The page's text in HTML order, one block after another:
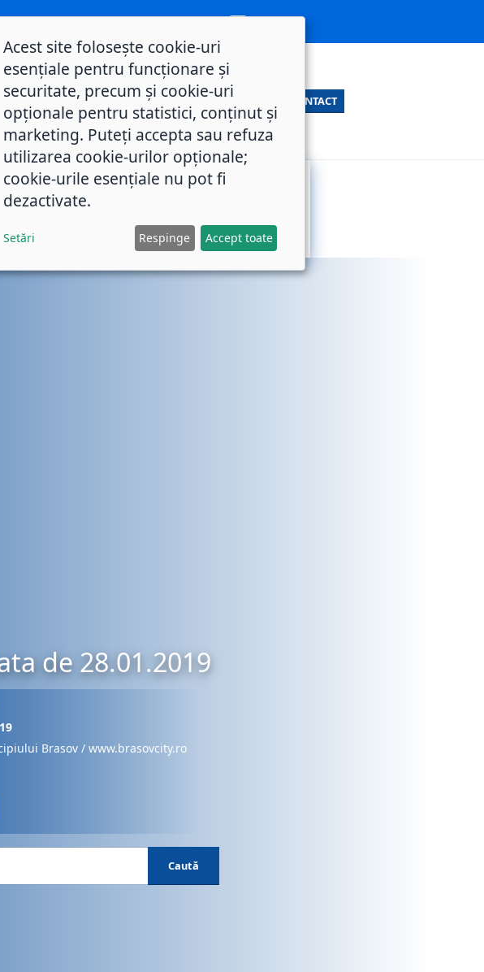
CONTACT
INTEGRITATE
de 28.01.2019
Brasov / www.brasovcity.ro
Caută
Acest site folosește cookie-uri
esențiale pentru funcționare și
securitate, precum și cookie-uri
opționale pentru statistici, conținut și
marketing. Puteți accepta sau refuza
utilizarea cookie-urilor opționale;
cookie-urile esențiale nu pot fi
dezactivate.
Setări Respinge Accept toate